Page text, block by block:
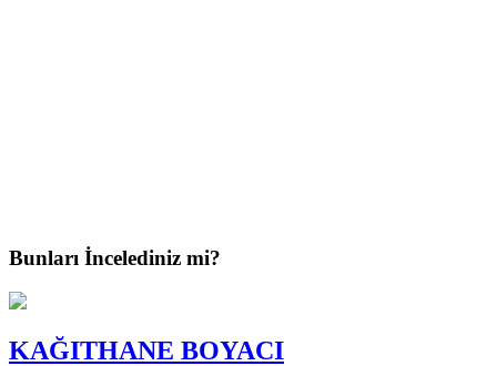
Bunları İncelediniz mi?
KAĞITHANE BOYACI